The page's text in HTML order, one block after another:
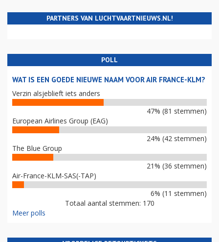
PARTNERS VAN LUCHTVAARTNIEUWS.NL!
POLL
WAT IS EEN GOEDE NIEUWE NAAM VOOR AIR FRANCE-KLM?
Verzin alsjeblieft iets anders
47% (81 stemmen)
European Airlines Group (EAG)
24% (42 stemmen)
The Blue Group
21% (36 stemmen)
Air-France-KLM-SAS(-TAP)
6% (11 stemmen)
Totaal aantal stemmen: 170
Meer polls